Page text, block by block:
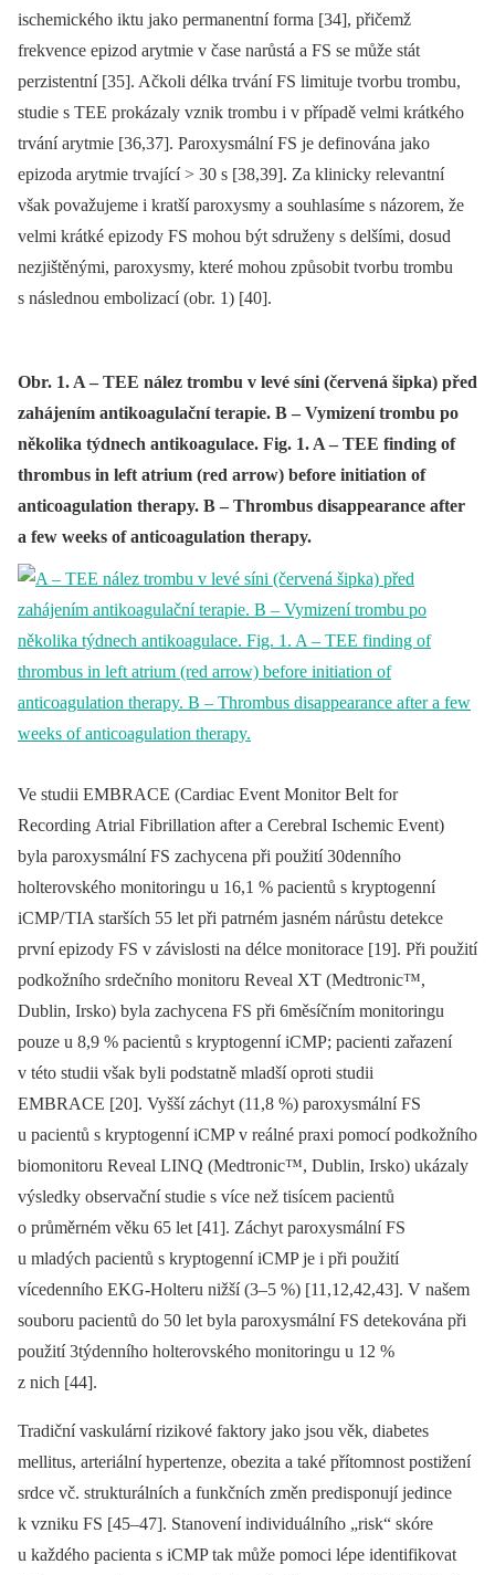
ischemického iktu jako permanentní forma [34], přičemž
frekvence epizod arytmie v čase narůstá a FS se může stát
perzistentní [35]. Ačkoli délka trvání FS limituje tvorbu trombu,
studie s TEE prokázaly vznik trombu i v případě velmi krátkého
trvání arytmie [36,37]. Paroxysmální FS je definována jako
epizoda arytmie trvající > 30 s [38,39]. Za klinicky relevantní
však považujeme i kratší paroxysmy a souhlasíme s názorem, že
velmi krátké epizody FS mohou být sdruženy s delšími, dosud
nezjištěnými, paroxysmy, které mohou způsobit tvorbu trombu
s následnou embolizací (obr. 1) [40].
Obr. 1. A – TEE nález trombu v levé síni (červená šipka) před
zahájením antikoagulační terapie. B – Vymizení trombu po
několika týdnech antikoagulace. Fig. 1. A – TEE finding of
thrombus in left atrium (red arrow) before initiation of
anticoagulation therapy. B – Thrombus disappearance after
a few weeks of anticoagulation therapy.
Ve studii EMBRACE (Cardiac Event Monitor Belt for
Recording Atrial Fibrillation after a Cerebral Ischemic Event)
byla paroxysmální FS zachycena při použití 30denního
holterovského monitoringu u 16,1 % pacientů s kryptogenní
iCMP/ TIA starších 55 let při patrném jasném nárůstu detekce
první epizody FS v závislosti na délce monitorace [19]. Při použití
podkožního srdečního monitoru Reveal XT (Medtronic™,
Dublin, Irsko) byla zachycena FS při 6měsíčním monitoringu
pouze u 8,9 % pacientů s kryptogenní iCMP; pacienti zařazení
v této studii však byli podstatně mladší oproti studii
EMBRACE [20]. Vyšší záchyt (11,8 %) paroxysmální FS
u pacientů s kryptogenní iCMP v reálné praxi pomocí podkožního
biomonitoru Reveal LINQ (Medtronic™, Dublin, Irsko) ukázaly
výsledky observační studie s více než tisícem pacientů
o průměrném věku 65 let [41]. Záchyt paroxysmální FS
u mladých pacientů s kryptogenní iCMP je i při použití
vícedenního EKG-Holteru nižší (3–5 %) [11,12,42,43]. V našem
souboru pacientů do 50 let byla paroxysmální FS detekována při
použití 3týdenního holterovského monitoringu u 12 %
z nich [44].
Tradiční vaskulární rizikové faktory jako jsou věk, diabetes
mellitus, arteriální hypertenze, obezita a také přítomnost postižení
srdce vč. strukturálních a funkčních změn predisponují jedince
k vzniku FS [45–47]. Stanovení individuálního „risk“ skóre
u každého pacienta s iCMP tak může pomoci lépe identifikovat